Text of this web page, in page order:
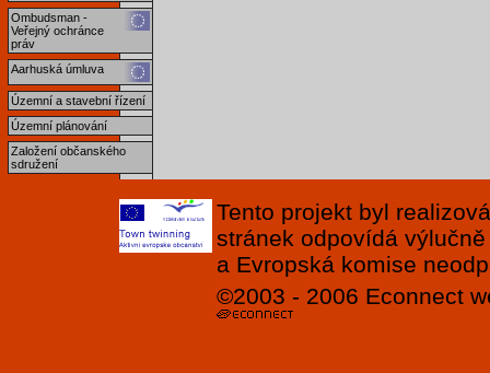
Ombudsman -
Veřejný ochránce
práv
Aarhuská úmluva
Územní a stavební řízení
Územní plánování
Založení občanského
sdružení
Tento projekt byl
stránek odpovídá
a Evropská komise
©2003 - 2006 Econnect